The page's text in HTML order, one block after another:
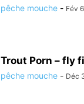
pêche mouche - Fév
Trout Porn – fly
pêche mouche - Déc